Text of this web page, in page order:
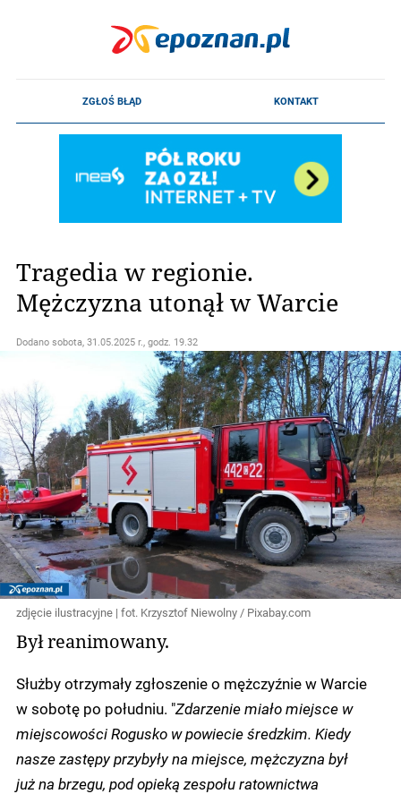
Tragedia w regionie.
Mężczyzna utonął w Warcie
Dodano sobota, 31.05.2025 r., godz. 19.32
zdjęcie ilustracyjne | fot. Krzysztof Niewolny / Pixabay.com
Był reanimowany.
Służby otrzymały zgłoszenie o mężczyźnie w Warcie
w sobotę po południu. "Zdarzenie miało miejsce w
miejscowości Rogusko w powiecie średzkim. Kiedy
nasze zastępy przybyły na miejsce, mężczyzna był
już na brzegu, pod opieką zespołu ratownictwa